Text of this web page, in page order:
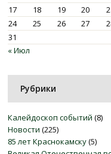
17
18 19 20
24
25 26 27
31
« Июл
Рубрики
Калейдоскоп событий (8)
Новости (225)
85 лет Краснокамску(5)